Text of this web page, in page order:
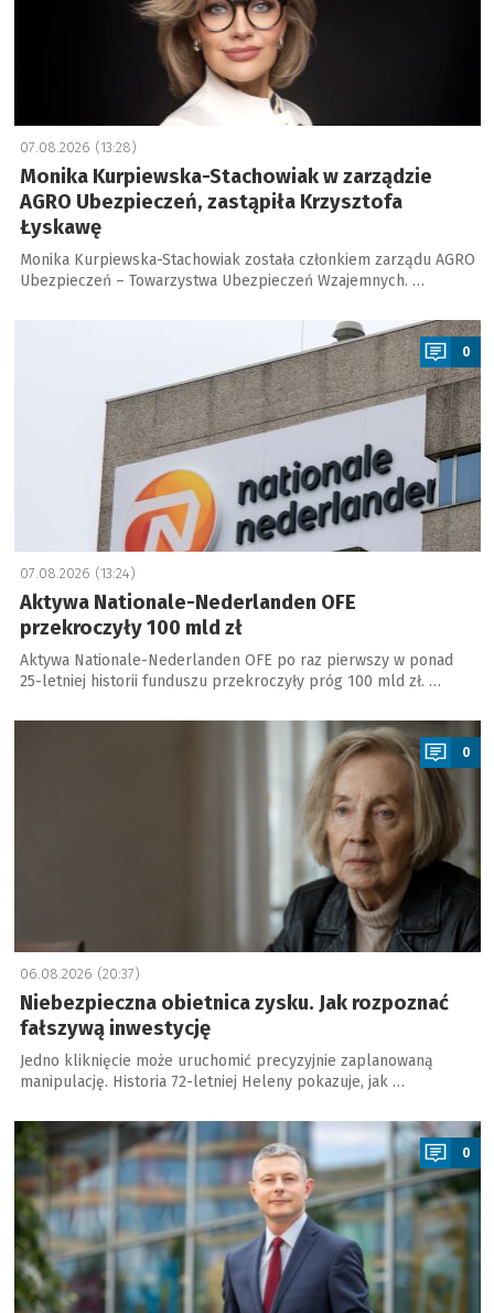
07.08.2026 (13:28)
Monika Kurpiewska-Stachowiak w zarządzie
AGRO Ubezpieczeń, zastąpiła Krzysztofa
Łyskawę
Monika Kurpiewska-Stachowiak została członkiem zarządu AGRO
Ubezpieczeń – Towarzystwa Ubezpieczeń Wzajemnych. …
0
07.08.2026 (13:24)
Aktywa Nationale-Nederlanden OFE
przekroczyły 100 mld zł
Aktywa Nationale-Nederlanden OFE po raz pierwszy w ponad
25-letniej historii funduszu przekroczyły próg 100 mld zł. …
a
0
06.08.2026 (20:37)
Niebezpieczna obietnica zysku. Jak rozpoznać
fałszywą inwestycję
Jedno kliknięcie może uruchomić precyzyjnie zaplanowaną
manipulację. Historia 72-letniej Heleny pokazuje, jak …
a
0